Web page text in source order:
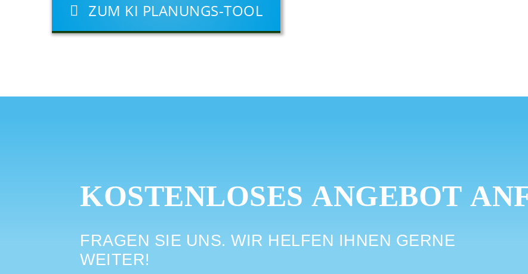
ZUM KI PLANUNGS-TOOL
KOSTENLOSES ANGEBOT
FRAGEN SIE UNS. WIR HELFEN IHNEN GERNE
WEITER!